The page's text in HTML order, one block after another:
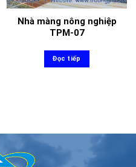
Nhà màng nông nghiệp
TPM-07
Đọc tiếp